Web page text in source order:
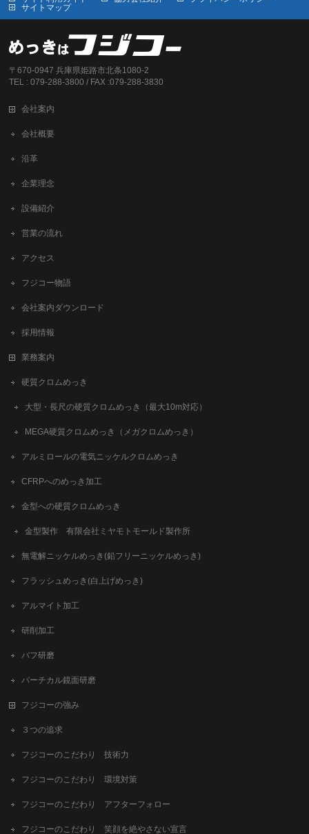
サイトマップ
〒670-0947 兵庫県姫路市北条1080-2
TEL : 079-288-3800 / FAX :079-288-3830
会社案内
会社概要
沿革
企業理念
設備紹介
営業の流れ
アクセス
フジコー物語
会社案内ダウンロード
採用情報
業務案内
硬質クロムめっき
大型・長尺の硬質クロムめっき（最大10m対応）
MEGA硬質クロムめっき（メガクロムめっき）
アルミロールの電気ニッケルクロムめっき
CFRPへのめっき加工
金型への硬質クロムめっき
金型製作 有限会社ミヤモトモールド製作所
無電解ニッケルめっき(鉛フリーニッケルめっき)
フラッシュめっき(白上げめっき)
アルマイト加工
研削加工
バフ研磨
バーチカル鏡面研磨
フジコーの強み
３つの追求
フジコーのこだわり 技術力
フジコーのこだわり 環境対策
フジコーのこだわり アフターフォロー
フジコーのこだわり 笑顔を絶やさない宣言